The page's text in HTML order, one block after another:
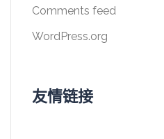
Comments feed
WordPress.org
友情链接